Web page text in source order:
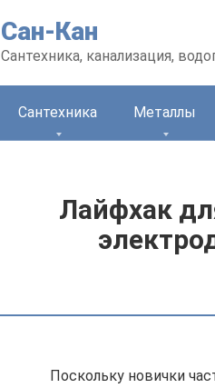
Сан-Кан
Сантехника, канализация,
Сантехника Металлы
Лайфхак
Поскольку новички